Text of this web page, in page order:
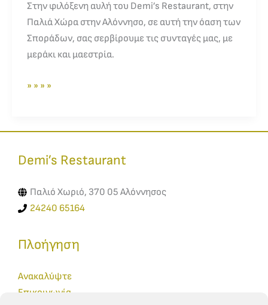
Στην φιλόξενη αυλή του Demi’s Restaurant, στην
Παλιά Χώρα στην Αλόννησο, σε αυτή την όαση των
Σποράδων, σας σερβίρουμε τις συνταγές μας, με
μεράκι και μαεστρία.
» » » »
Demi’s Restaurant​
Παλιό Χωριό, 370 05 Αλόννησος
24240 65164
Πλοήγηση
Ανακαλύψτε
Επικοινωνία